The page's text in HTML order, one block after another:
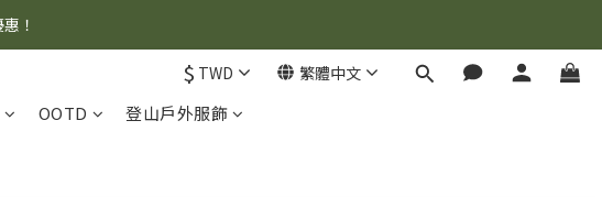
！
！
！
$ TWD 繁體中文
OOTD
登山戶外服飾